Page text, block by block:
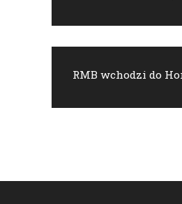
RMB wchodzi do